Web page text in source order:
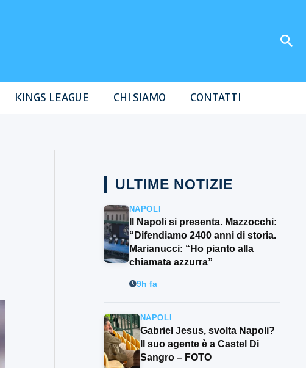
KINGS LEAGUE CHI SIAMO CONTATTI
ULTIME NOTIZIE
NAPOLI
Il Napoli si presenta. Mazzocchi:
“Difendiamo 2400 anni di storia.
Marianucci: “Ho pianto alla
chiamata azzurra”
9h fa
NAPOLI
Gabriel Jesus, svolta Napoli?
Il suo agente è a Castel Di
Sangro – FOTO